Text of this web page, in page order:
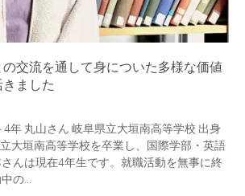
交流を通して身についた多様な価値
ました
4年 丸山さん 岐阜県立大垣南高等学校 出身
大垣南高等学校を卒業し、国際学部・英語
んは現在4年生です。就職活動を無事に終
の...